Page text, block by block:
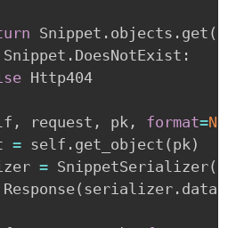
Snippet . objects . get (
Snippet . DoesNotExist :
Http404
, request , pk , format=
= self . get_object ( pk )
= SnippetSerializer(
Response( serializer . data